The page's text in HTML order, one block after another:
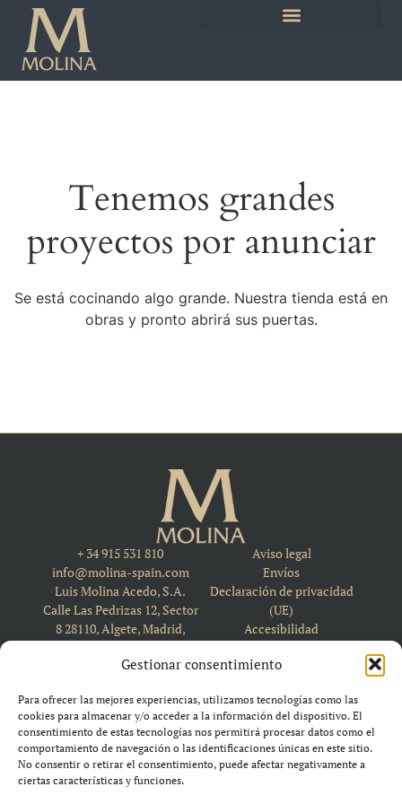
Gestionar consentimiento
Para ofrecer las mejores experiencias, utilizamos tecnologías como las
cookies para almacenar y/o acceder a la información del dispositivo. El
consentimiento de estas tecnologías nos permitirá procesar datos como el
comportamiento de navegación o las identificaciones únicas en este sitio.
No consentir o retirar el consentimiento, puede afectar negativamente a
ciertas características y funciones.
Tenemos grandes
proyectos por anunciar
Se está cocinando algo grande. Nuestra tienda está en
obras y pronto abrirá sus puertas.
+ 34 915 531 810
info@molina-spain.com
Luis Molina Acedo, S.A.
Calle Las Pedrizas 12, Sector
8 28110, Algete, Madrid,
Aviso legal
Envíos
Declaración de privacidad
(UE)
Accesibilidad